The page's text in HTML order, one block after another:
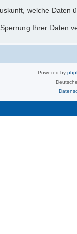
welche Daten
Ihrer Daten
Powered by